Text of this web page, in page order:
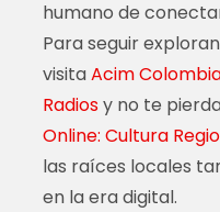
humano de
Para seguir
visitaAcim
Radiosy no te
Online: Cultura
las raíces locales
en la era digital.